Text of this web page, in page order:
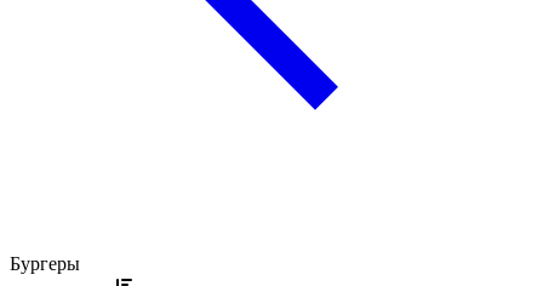
Бургеры